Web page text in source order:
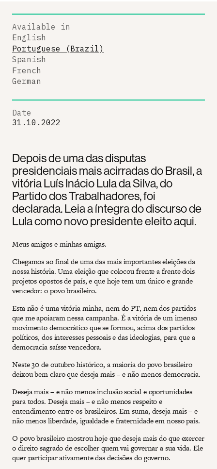
Depois de uma das disputas
presidenciais mais acirradas do Brasil, a
vitória Luís Inácio Lula da Silva, do
Partido dos Trabalhadores, foi
declarada. Leia a íntegra do discurso de
Lula como novo presidente eleito aqui.
Meus amigos e minhas amigas.
Chegamos ao final de uma das mais importantes eleições da
nossa história. Uma eleição que colocou frente a frente dois
projetos opostos de país, e que hoje tem um único e grande
vencedor: o povo brasileiro.
Esta não é uma vitória minha, nem do PT, nem dos partidos
que me apoiaram nessa campanha. É a vitória de um imenso
movimento democrático que se formou, acima dos partidos
políticos, dos interesses pessoais e das ideologias, para que a
democracia saísse vencedora.
Neste 30 de outubro histórico, a maioria do povo brasileiro
deixou bem claro que deseja mais – e não menos democracia.
Deseja mais – e não menos inclusão social e oportunidades
para todos. Deseja mais – e não menos respeito e
entendimento entre os brasileiros. Em suma, deseja mais – e
não menos liberdade, igualdade e fraternidade em nosso país.
O povo brasileiro mostrou hoje que deseja mais do que exercer
o direito sagrado de escolher quem vai governar a sua vida. Ele
quer participar ativamente das decisões do governo.
Available in
English
Portuguese (Brazil)
Spanish
French
German
Date
31.10.2022